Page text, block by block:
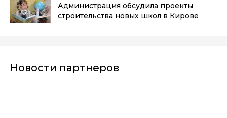
Администрация обсудила проекты
строительства новых школ в Кирове
Новости партнеров